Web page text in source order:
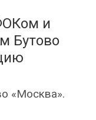
связанные со стройкой
рубрикии
Бутово
«Москва».